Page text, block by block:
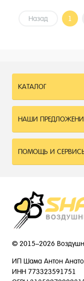
Назад 1
КАТАЛОГ
НАШИ
ПОМОЩЬ И
© 2015–2026
ИП Шама Антон
ИНН 773323591751